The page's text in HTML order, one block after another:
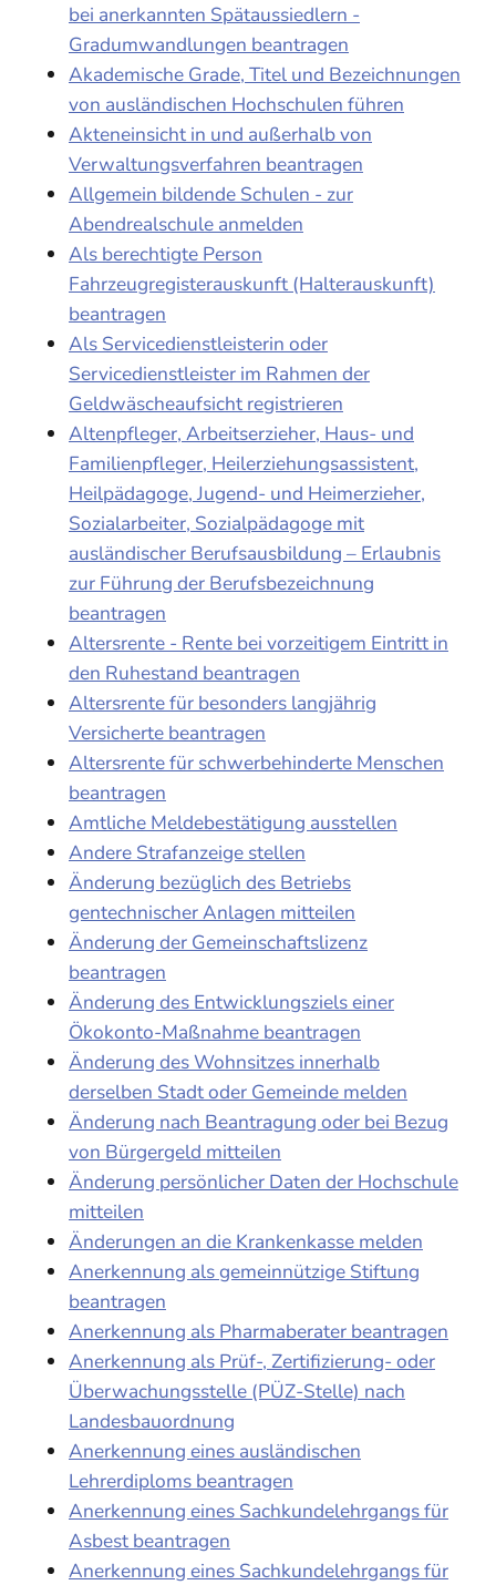
bei anerkannten Spätaussiedlern -
Gradumwandlungen beantragen
Akademische Grade, Titel und Bezeichnungen
von ausländischen Hochschulen führen
Akteneinsicht in und außerhalb von
Verwaltungsverfahren beantragen
Allgemein bildende Schulen - zur
Abendrealschule anmelden
Als berechtigte Person
Fahrzeugregisterauskunft (Halterauskunft)
beantragen
Als Servicedienstleisterin oder
Servicedienstleister im Rahmen der
Geldwäscheaufsicht registrieren
Altenpfleger, Arbeitserzieher, Haus- und
Familienpfleger, Heilerziehungsassistent,
Heilpädagoge, Jugend- und Heimerzieher,
Sozialarbeiter, Sozialpädagoge mit
ausländischer Berufsausbildung – Erlaubnis
zur Führung der Berufsbezeichnung
beantragen
Altersrente - Rente bei vorzeitigem Eintritt in
den Ruhestand beantragen
Altersrente für besonders langjährig
Versicherte beantragen
Altersrente für schwerbehinderte Menschen
beantragen
Amtliche Meldebestätigung ausstellen
Andere Strafanzeige stellen
Änderung bezüglich des Betriebs
gentechnischer Anlagen mitteilen
Änderung der Gemeinschaftslizenz
beantragen
Änderung des Entwicklungsziels einer
Ökokonto-Maßnahme beantragen
Änderung des Wohnsitzes innerhalb
derselben Stadt oder Gemeinde melden
Änderung nach Beantragung oder bei Bezug
von Bürgergeld mitteilen
Änderung persönlicher Daten der Hochschule
mitteilen
Änderungen an die Krankenkasse melden
Anerkennung als gemeinnützige Stiftung
beantragen
Anerkennung als Pharmaberater beantragen
Anerkennung als Prüf-, Zertifizierung- oder
Überwachungsstelle (PÜZ-Stelle) nach
Landesbauordnung
Anerkennung eines ausländischen
Lehrerdiploms beantragen
Anerkennung eines Sachkundelehrgangs für
Asbest beantragen
Anerkennung eines Sachkundelehrgangs für